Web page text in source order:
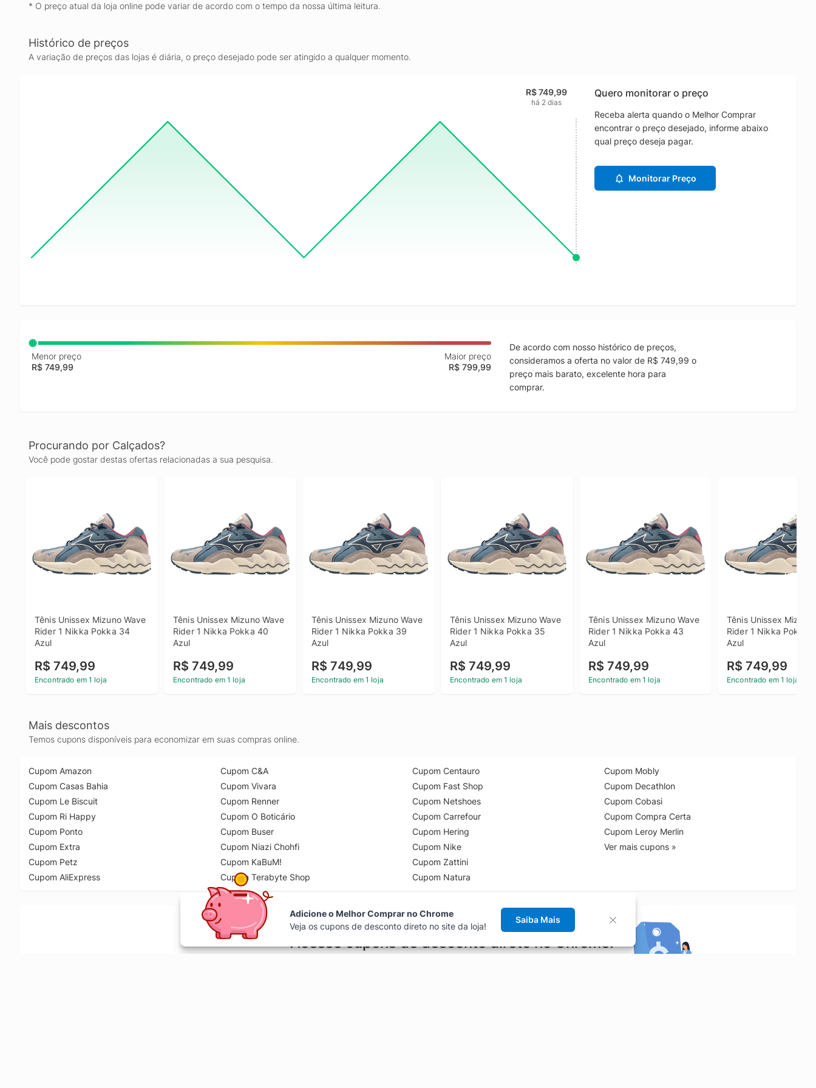
* O preço atual da loja online pode variar de acordo com o tempo da nossa última leitura.
Histórico de preços
A variação de preços das lojas é diária, o preço desejado pode ser atingido a qualquer momento.
R$ 749,99
há 2 dias
Quero monitorar o preço
Receba alerta quando o Melhor Comprar
encontrar o preço desejado, informe abaixo
qual preço deseja pagar.
Monitorar Preço
Menor preço
R$ 749,99
Maior preço
R$ 799,99
De acordo com nosso histórico de preços,
consideramos a oferta no valor de R$ 749,99 o
preço mais barato, excelente hora para
comprar.
Procurando por Calçados?
Você pode gostar destas ofertas relacionadas a sua pesquisa.
Tênis Unissex Mizuno Wave
Rider 1 Nikka Pokka 34
Azul
R$ 749,99
Encontrado em 1 loja
Tênis Unissex Mizuno Wave
Rider 1 Nikka Pokka 40
Azul
R$ 749,99
Encontrado em 1 loja
Tênis Unissex Mizuno Wave
Rider 1 Nikka Pokka 39
Azul
R$ 749,99
Encontrado em 1 loja
Tênis Unissex Mizuno Wave
Rider 1 Nikka Pokka 35
Azul
R$ 749,99
Encontrado em 1 loja
Tênis Unissex Mizuno Wave
Rider 1 Nikka Pokka 43
Azul
R$ 749,99
Encontrado em 1 loja
Tênis Unissex Mizuno
Rider 1 Nikka Pokka
Azul
R$ 749,99
Encontrado em 1 loja
Mais descontos
Temos cupons disponíveis para economizar em suas compras online.
Cupom Amazon
Cupom Casas Bahia
Cupom Le Biscuit
Cupom Ri Happy
Cupom Ponto
Cupom Extra
Cupom Petz
Cupom AliExpress
Cupom C&A
Cupom Vivara
Cupom Renner
Cupom O Boticário
Cupom Buser
Cupom Niazi Chohfi
Cupom KaBuM!
Cupom Terabyte Shop
Cupom Centauro
Cupom Fast Shop
Cupom Netshoes
Cupom Carrefour
Cupom Hering
Cupom Nike
Cupom Zattini
Cupom Natura
Cupom Mobly
Cupom Decathlon
Cupom Cobasi
Cupom Compra Certa
Cupom Leroy Merlin
Ver mais cupons »
Acesse cupons de desconto direto no Chrome!
Adicione o Melhor Comprar no Chrome
Veja os cupons de desconto direto no site da loja!
Saiba Mais